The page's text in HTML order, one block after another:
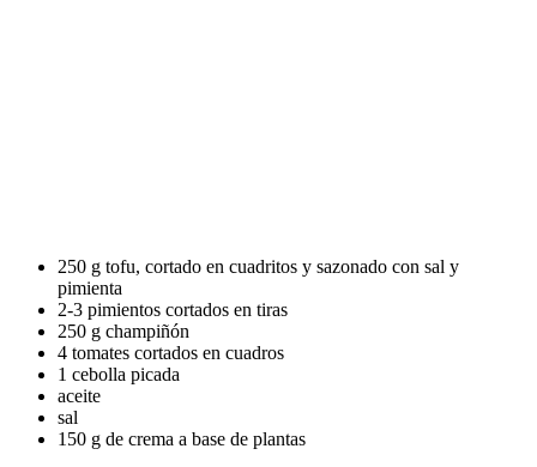
250 g tofu, cortado en cuadritos y sazonado con sal y
pimienta
2-3 pimientos cortados en tiras
250 g champiñón
4 tomates cortados en cuadros
1 cebolla picada
aceite
sal
150 g de crema a base de plantas